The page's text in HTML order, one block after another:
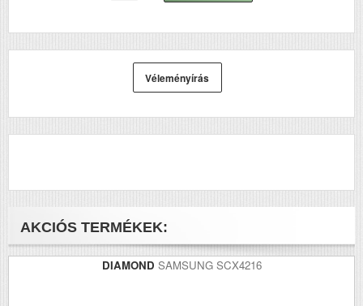
Véleményírás
AKCIÓS TERMÉKEK:
DIAMOND SAMSUNG SCX4216